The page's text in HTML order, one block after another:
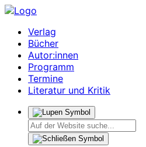
Verlag
Bücher
Autor:innen
Programm
Termine
Literatur und Kritik